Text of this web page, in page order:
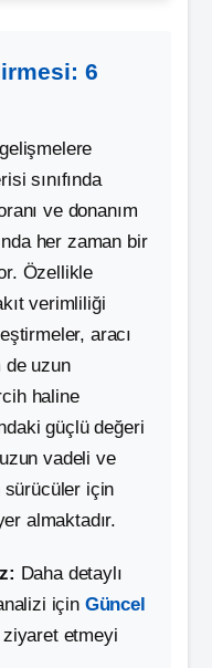
6
sınıfında
ve donanım
her zaman bir
Özellikle
verimliliği
aracı
de uzun
haline
güçlü değeri
vadeli ve
sürücüler için
almaktadır.
Daha detaylı
için Güncel
ziyaret etmeyi